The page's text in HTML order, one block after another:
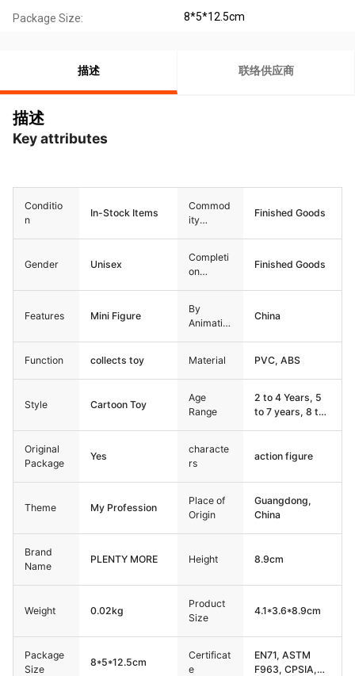
Package Size: 8*5*12.5cm
描述 联络供应商
描述
Key attributes
Conditio
n
In-Stock Items
Commod
ity
Finished Goods
Gender Unisex
Completi
on
Finished Goods
Features Mini Figure
By
Animatio
China
Function collects toy Material PVC, ABS
Style Cartoon Toy
Age
Range
2 to 4 Years, 5
to 7 years, 8 to
Original
Package
Yes
characte
rs
action figure
Theme My Profession
Place of
Origin
Guangdong,
China
Brand
Name
PLENTY MORE Height 8.9cm
Weight 0.02kg
Product
Size
4.1*3.6*8.9cm
Package
Size
8*5*12.5cm
Certificat
e
EN71, ASTM
F963, CPSIA,